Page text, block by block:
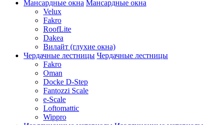
Мансардные окна Мансардные окна
Velux
Fakro
RoofLite
Dakea
Вилайт (глухие окна)
Чердачные лестницы Чердачные лестницы
Fakro
Oman
Docke D-Step
Fantozzi Scale
e-Scale
Loftomattic
Wippro